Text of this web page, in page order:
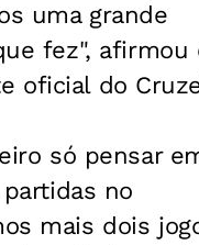
uma grande
fez", afirmou
oficial do
só pensar
no
mais dois